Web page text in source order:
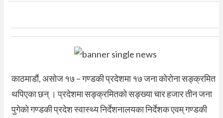
काठमाडौं, असोज १७ – गण्डकी प्रदेशमा १७ जना कोरोना सङ्क्रमित
थपिएका छन् । प्रदेशमा सङ्क्रमितको सङ्ख्या चार हजार तीन जना
पुगेको गण्डकी प्रदेश स्वास्थ्य निर्देशनालयका निर्देशक एवम् गण्डकी